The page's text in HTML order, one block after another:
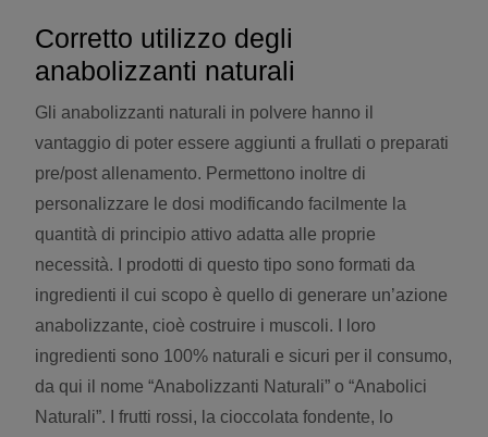
Corretto utilizzo degli
anabolizzanti naturali
Gli anabolizzanti naturali in polvere hanno il
vantaggio di poter essere aggiunti a frullati o preparati
pre/post allenamento. Permettono inoltre di
personalizzare le dosi modificando facilmente la
quantità di principio attivo adatta alle proprie
necessità. I prodotti di questo tipo sono formati da
ingredienti il cui scopo è quello di generare un’azione
anabolizzante, cioè costruire i muscoli. I loro
ingredienti sono 100% naturali e sicuri per il consumo,
da qui il nome “Anabolizzanti Naturali” o “Anabolici
Naturali”. I frutti rossi, la cioccolata fondente, lo